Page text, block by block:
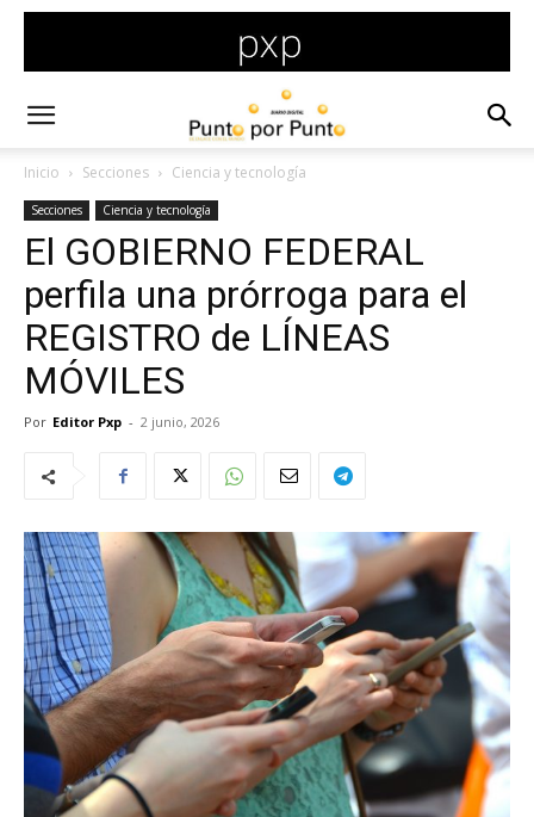
Inicio Secciones Ciencia y tecnología
Secciones Ciencia y tecnología
El GOBIERNO FEDERAL
perfila una prórroga para el
REGISTRO de LÍNEAS
MÓVILES
Por Editor Pxp - 2 junio, 2026